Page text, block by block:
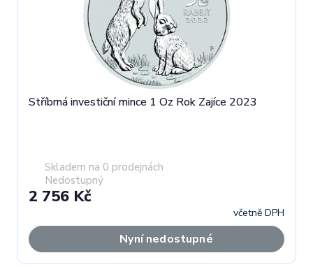
Stříbrná investiční mince 1 Oz Rok Zajíce 2023
Skladem na 0 prodejnách
Nedostupný
2 756 Kč
včetně DPH
Nyní nedostupné